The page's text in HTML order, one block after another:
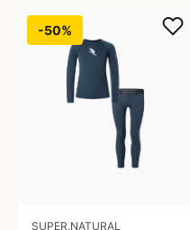
-50%
SUPER.NATURAL